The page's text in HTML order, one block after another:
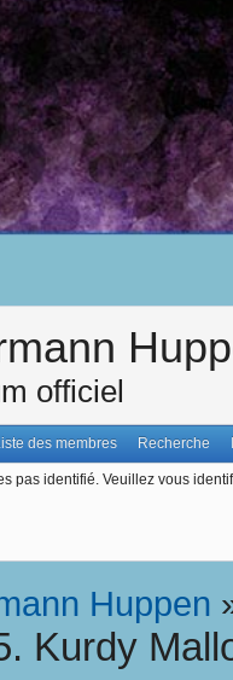
officiel
des membres Recherche
pas identifié. Veuillez vous
Huppen
Kurdy